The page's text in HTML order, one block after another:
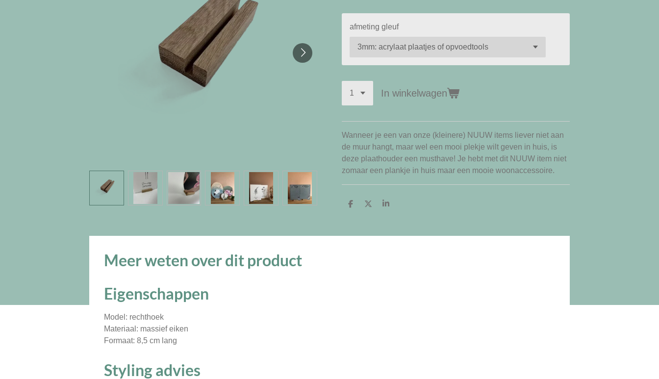
afmeting gleuf
In winkelwagen
Wanneer je een van onze (kleinere) NUUW items liever niet aan
de muur hangt, maar wel een mooi plekje wilt geven in huis, is
deze plaathouder een musthave! Je hebt met dit NUUW item niet
zomaar een plankje in huis maar een mooie woonaccessoire.
D
n
D
S
e
Meer weten over dit product
Eigenschappen
Model: rechthoek
Materiaal: massief eiken
Formaat: 8,5 cm lang
Styling advies